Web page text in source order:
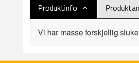
Produktinfo
Vi har masse forskjellig